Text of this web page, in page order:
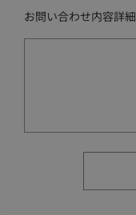
お問い合わせ内容詳細